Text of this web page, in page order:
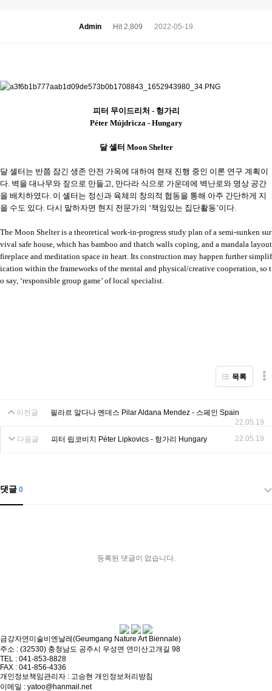
Admin Hit 2,809 2022-05-19
피터 무이드리처 - 헝가리
Péter Mújdricza - Hungary
달 셸터 Moon Shelter
달 셸터는 반쯤 잠긴 생존 안전 가옥에 대하여 현재 진행 중인 이론 연구 계획이
다 벽을 대나무와 짚으로 만들고 만다라 식으로 가운데에 벽난로와 명상 공간
을 배치하였다 이 셸터는 정신과 육체의 창의적 협동을 통해 아주 간단하게 지
을 수도 있다 다시 말하자면 현지 전문가의 ‘책임있는 집단활동’이다
The Moon Shelter is a theoretical work-in-progress study plan of a semi-sunken sur
vival safe house, which has bamboo and thatch walls coping, and a mandala layout
fireplace and meditation space in heart. Its construction may happen further simplif
ication within the frameworks of the mental and physical/creative cooperation, so t
o say, ‘responsible group game’ of local specialist.
목록
이전글
필라르 알다나 멘데스 Pilar Aldana Mendez - 스페인 Spain
22.05.19
다음글
피터 립코비치 Péter Lipkovics - 헝가리 Hungary 22.05.19
댓글 0
등록된 댓글이 없습니다.
금강자연미술비엔날레(Geumgang Nature Art Biennale)
주소 : (32530) 충청남도 공주시 우성면 연미산고개길 98
TEL : 041-853-8828
FAX : 041-856-4336
개인정보책임관리자 : 고승현 개인정보처리방침
이메일 : yatoo@hanmail.net